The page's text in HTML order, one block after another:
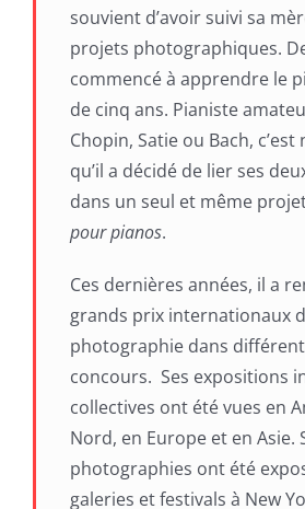
souvient d’avoir suivi sa
projets photographiques.
commencé à apprendre le
de cinq ans. Pianiste
Chopin, Satie ou Bach,
qu’il a décidé de lier ses
dans un seul et même
pour pianos.
Ces dernières années, il a
grands prix internationaux
photographie dans
concours. Ses expositions
collectives ont été vues en
Nord, en Europe et en Asie.
photographies ont été
galeries et festivals à New